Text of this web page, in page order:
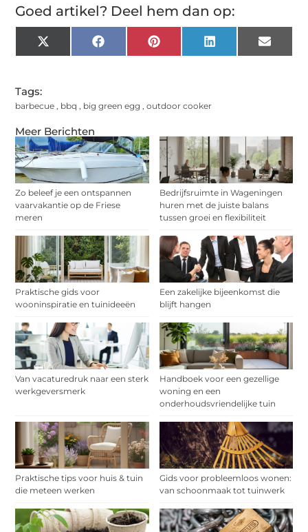
Meer Berichten
Zo beleef je een ontspannen
vaarvakantie op de Friese
meren
Bedrijfsruimte in Wageningen
huren met de juiste balans
tussen groei en flexibiliteit
Praktische gids voor
wooninspiratie en tuinideeën
Een zakelijke bijeenkomst die
blijft hangen
Van vacaturedruk naar een sterk
werkgeversmerk
Handboek voor een gezellige
woning en een
onderhoudsvriendelijke tuin
Praktische tips voor huis & tuin
die meteen werken
Gids voor probleemloos wonen:
van schoonmaak tot tuinwerk
Goed artikel? Deel hem dan op:
X
(Twitter)
FacebookPinterest LinkedIn Email
Tags:
barbecue bbq big green egg ,outdoor cooker